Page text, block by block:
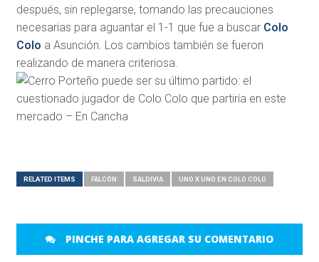
después, sin replegarse, tomando las precauciones
necesarias para aguantar el 1-1 que fue a buscar Colo
Colo a Asunción. Los cambios también se fueron
realizando de manera criteriosa.
RELATED ITEMS FALCÓN SALDIVIA UNO X UNO EN COLO COLO
PINCHE PARA AGREGAR SU COMENTARIO